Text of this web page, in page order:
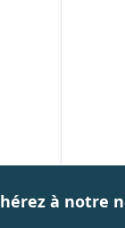
à notre